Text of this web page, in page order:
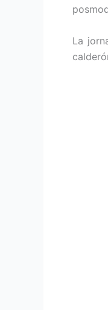
La